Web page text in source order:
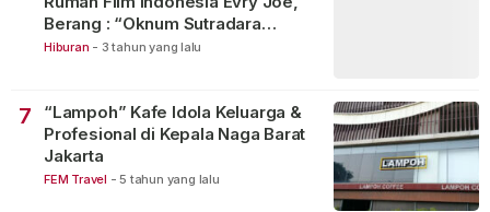
Berang : “Oknum Sutradara
Merusak Perfilman Indonesia”!
Hiburan - 3 tahun yang lalu
7
“Lampoh” Kafe Idola Keluarga &
Profesional di Kepala Naga Barat
Jakarta
FEM Travel - 5 tahun yang lalu